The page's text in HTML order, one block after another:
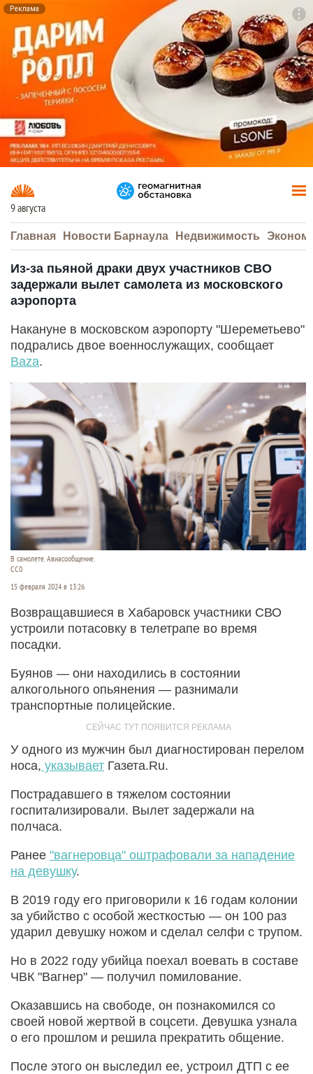
Реклама
9 августа
Главная Новости Барнаула Недвижимость
Из-за пьяной драки двух участников СВО
задержали вылет самолета из московского
аэропорта
Накануне в московском аэропорту "Шереметьево"
подрались двое военнослужащих, сообщает
Baza.
В самолете. Авиасообщение.
CC0
15 февраля 2024 в 13:26
Возвращавшиеся в Хабаровск участники СВО
устроили потасовку в телетрапе во время
посадки.
Буянов — они находились в состоянии
алкогольного опьянения — разнимали
транспортные полицейские.
У одного из мужчин был диагностирован перелом
носа, указывает Газета.Ru.
Пострадавшего в тяжелом состоянии
госпитализировали. Вылет задержали на
полчаса.
Ранее "вагнеровца" оштрафовали за нападение
на девушку.
В 2019 году его приговорили к 16 годам колонии
за убийство с особой жесткостью — он 100 раз
ударил девушку ножом и сделал селфи с трупом.
Но в 2022 году убийца поехал воевать в составе
ЧВК "Вагнер" — получил помилование.
Оказавшись на свободе, он познакомился со
своей новой жертвой в соцсети. Девушка узнала
о его прошлом и решила прекратить общение.
После этого он выследил ее, устроил ДТП с ее